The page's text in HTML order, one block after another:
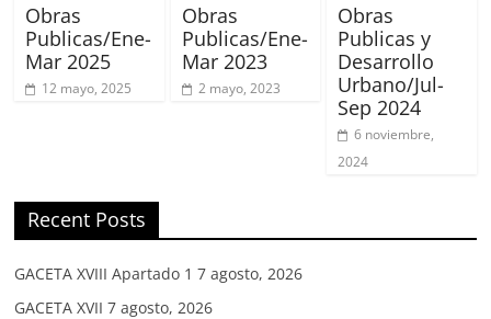
Obras
Publicas/Ene-
Mar 2025
12 mayo, 2025
Obras
Publicas/Ene-
Mar 2023
2 mayo, 2023
Obras
Publicas y
Desarrollo
Urbano/Jul-
Sep 2024
6 noviembre,
2024
Recent Posts
GACETA XVIII Apartado 1 7 agosto, 2026
GACETA XVII 7 agosto, 2026